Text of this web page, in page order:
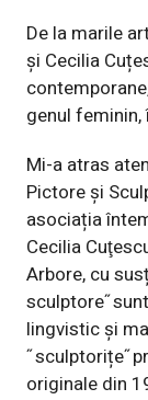
De la marile
și Cecilia
genul
Mi-a atras
Pictore și
asociația
Cecilia
Arbore, cu
lingvistic și
originale din